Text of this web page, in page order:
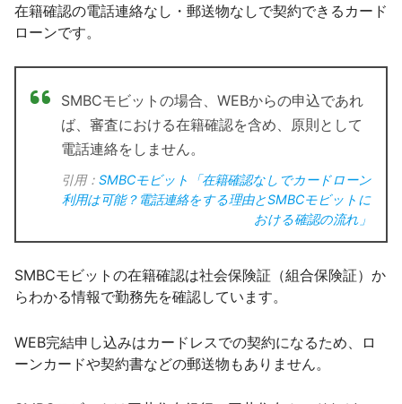
在籍確認の電話連絡なし・郵送物なしで契約できるカード
ローンです。
SMBCモビットの場合、WEBからの申込であれ
ば、審査における在籍確認を含め、原則として
電話連絡をしません。
引用： SMBCモビット「在籍確認なしでカードローン
利用は可能？電話連絡をする理由とSMBCモビットに
おける確認の流れ」
SMBCモビットの在籍確認は社会保険証（組合保険証）か
らわかる情報で勤務先を確認しています。
WEB完結申し込みはカードレスでの契約になるため、ロ
ーンカードや契約書などの郵送物もありません。